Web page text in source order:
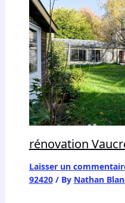
rénovation
Laisser un
92420/ By Nathan